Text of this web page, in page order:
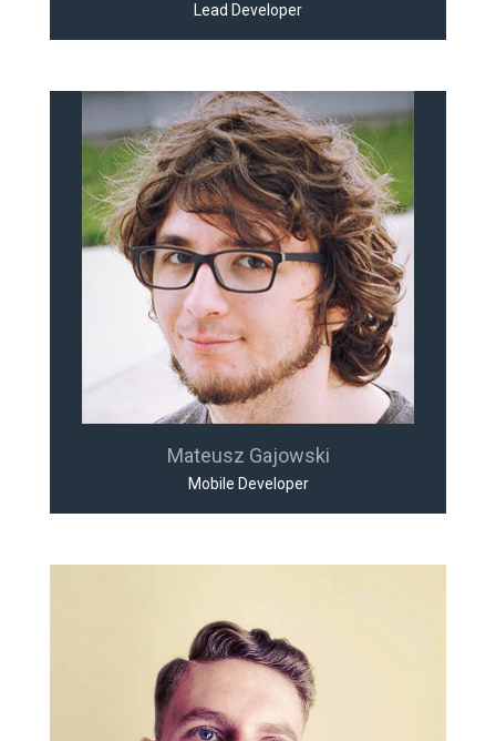
Lead Developer
Mateusz Gajowski
Mobile Developer